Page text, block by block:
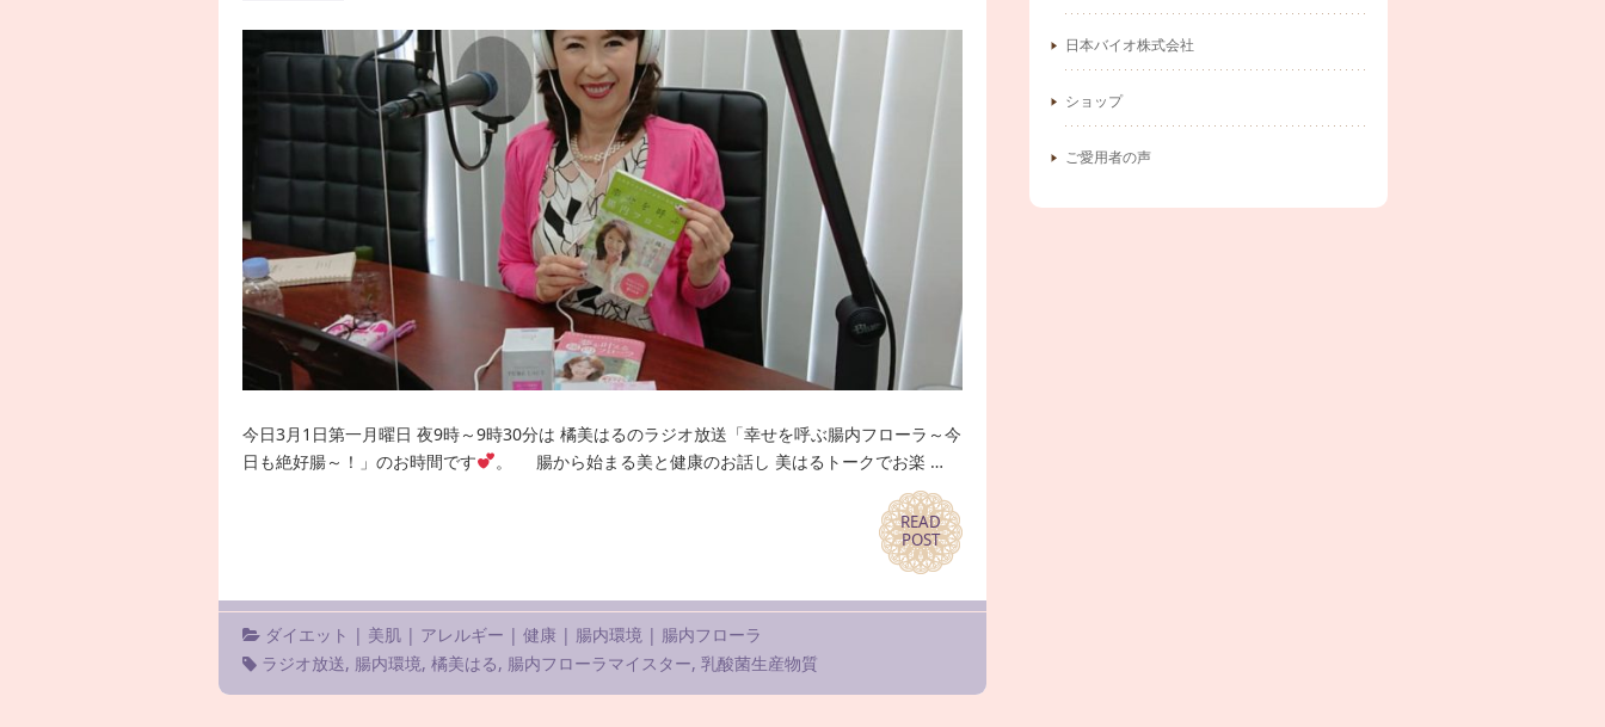
今日3月1日第一月曜日 夜9時～9時30分は 橘美はるのラジオ放送「幸せを呼ぶ腸内フローラ～今
日も絶好腸～！」のお時間です
。 腸から始まる美と健康のお話し 美はるトークでお楽 …
READ
POST
READ
POST
ダイエット | 美肌 | アレルギー |健康 | 腸内環境 | 腸内フローラ
ラジオ放送, 腸内環境,橘美はる, 腸内フローラマイスター,乳酸菌生産物質
日本バイオ株式会社
ショップ
ご愛用者の声